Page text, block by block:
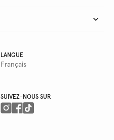
LANGUE
Français
SUIVEZ-NOUS SUR